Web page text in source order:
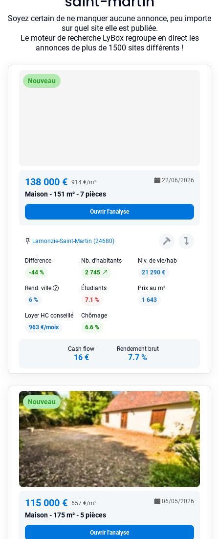
Soyez certain de ne manquer aucune annonce, peu importe
sur quel site elle est publiée.
Le moteur de recherche LyBox regroupe en direct les
annonces de plus de 1500 sites différents !
Nouveau
138 000 € 914 €/m²
Maison 151 m² - 7 pièces
22/06/2026
Ouvrir l'analyse
Lamonzie-Saint-Martin (24680)
Différence
-44 %
Nb. d'habitants
2 745
Niv. de vie/hab
21 290 €
Rend. ville
6 %
Étudiants
7.1 %
Prix au m²
1 643
Loyer HC conseillé
963 €/mois
Chômage
6.6 %
Cash flow
16 €
Rendement brut
7.7 %
Nouveau
115 000 € 657 €/m²
Maison 175 m² - 5 pièces
06/05/2026
Ouvrir l'analyse